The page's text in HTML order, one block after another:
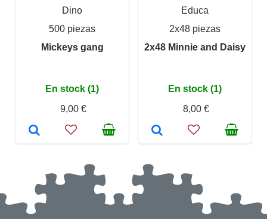
Dino
500 piezas
Mickeys gang
En stock (1)
9,00 €
Educa
2x48 piezas
2x48 Minnie and Daisy
En stock (1)
8,00 €